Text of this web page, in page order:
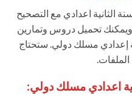
الثانية اعدادي مع التصحيح
تحميل دروس وتمارين
إعدادي مسلك دولي. ستحتاج
اعدادي مسلك دولي: